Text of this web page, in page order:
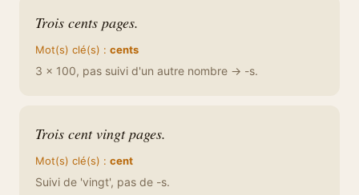
Trois cents pages.
Mot(s) clé(s) : cents
3 × 100, pas suivi d'un autre nombre → -s.
Trois cent vingt pages.
Mot(s) clé(s) : cent
Suivi de 'vingt', pas de -s.